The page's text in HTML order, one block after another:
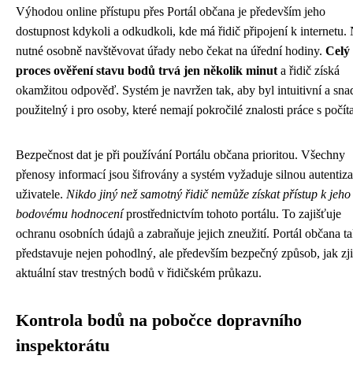
Výhodou online přístupu přes Portál občana je především jeho
dostupnost kdykoli a odkudkoli, kde má řidič připojení k internetu.
nutné osobně navštěvovat úřady nebo čekat na úřední hodiny. Celý
proces ověření stavu bodů trvá jen několik minut a řidič získá
okamžitou odpověď. Systém je navržen tak, aby byl intuitivní a
použitelný i pro osoby, které nemají pokročilé znalosti práce s
Bezpečnost dat je při používání Portálu občana prioritou. Všechny
přenosy informací jsou šifrovány a systém vyžaduje silnou
uživatele. Nikdo jiný než samotný řidič nemůže získat přístup k jeho
bodovému hodnoceníprostřednictvím tohoto portálu. To zajišťuje
ochranu osobních údajů a zabraňuje jejich zneužití. Portál občana
představuje nejen pohodlný, ale především bezpečný způsob, jak
aktuální stav trestných bodů v řidičském průkazu.
Kontrola bodů na pobočce dopravního
inspektorátu